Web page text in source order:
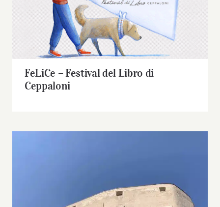
FeLiCe – Festival del Libro di Ceppaloni
FeLiCe – Festival del Libro di
Ceppaloni